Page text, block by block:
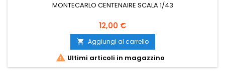
MONTECARLO CENTENAIRE SCALA 1/43
12,00 €
 Aggiungi al carrello
 Ultimi articoli in magazzino